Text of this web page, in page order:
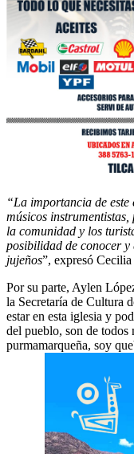
“La importancia de
músicos
la comunidad y los
posibilidad de conocer
jujeños”, expresó Cecilia
Por su parte, Aylen
la Secretaría de Cultura
estar en esta iglesia y
del pueblo, son de todos
purmamarqueña, soy